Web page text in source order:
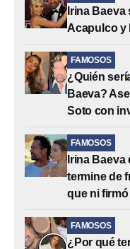
Irina
Acapulco y
FAMOSOS
¿Quién
Baeva?
Soto con
FAMOSOS
Irina
termine de
que ni firmó
FAMOSOS
¿Por qué